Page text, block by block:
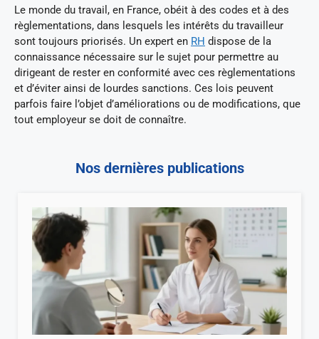
Le monde du travail, en France, obéit à des codes et à des
règlementations, dans lesquels les intérêts du travailleur
sont toujours priorisés. Un expert en RH dispose de la
connaissance nécessaire sur le sujet pour permettre au
dirigeant de rester en conformité avec ces règlementations
et d’éviter ainsi de lourdes sanctions. Ces lois peuvent
parfois faire l’objet d’améliorations ou de modifications, que
tout employeur se doit de connaître.
Nos dernières publications